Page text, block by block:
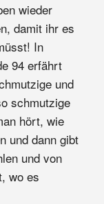
wieder
damit ihr es
In
94 erfährt
und
schmutzige
hört, wie
und dann gibt
und von
wo es